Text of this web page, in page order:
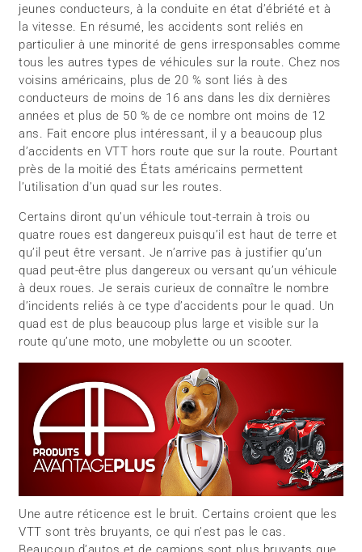
jeunes conducteurs, à la conduite en état d’ébriété et à
la vitesse. En résumé, les accidents sont reliés en
particulier à une minorité de gens irresponsables comme
tous les autres types de véhicules sur la route. Chez nos
voisins américains, plus de 20 % sont liés à des
conducteurs de moins de 16 ans dans les dix dernières
années et plus de 50 % de ce nombre ont moins de 12
ans. Fait encore plus intéressant, il y a beaucoup plus
d’accidents en VTT hors route que sur la route. Pourtant
près de la moitié des États américains permettent
l’utilisation d’un quad sur les routes.
Certains diront qu’un véhicule tout-terrain à trois ou
quatre roues est dangereux puisqu’il est haut de terre et
qu’il peut être versant. Je n’arrive pas à justifier qu’un
quad peut-être plus dangereux ou versant qu’un véhicule
à deux roues. Je serais curieux de connaître le nombre
d’incidents reliés à ce type d’accidents pour le quad. Un
quad est de plus beaucoup plus large et visible sur la
route qu’une moto, une mobylette ou un scooter.
Une autre réticence est le bruit. Certains croient que les
VTT sont très bruyants, ce qui n’est pas le cas.